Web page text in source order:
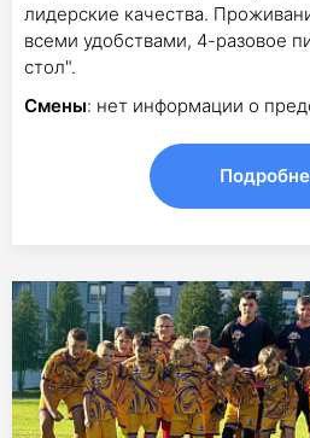
лидерские качества.
всеми удобствами, 4-разовое
стол".
Смены: нет информации о